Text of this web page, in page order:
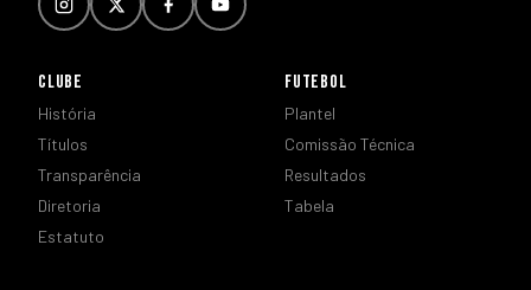
CLUBE
História
Títulos
Transparência
Diretoria
Estatuto
FUTEBOL
Plantel
Comissão Técnica
Resultados
Tabela